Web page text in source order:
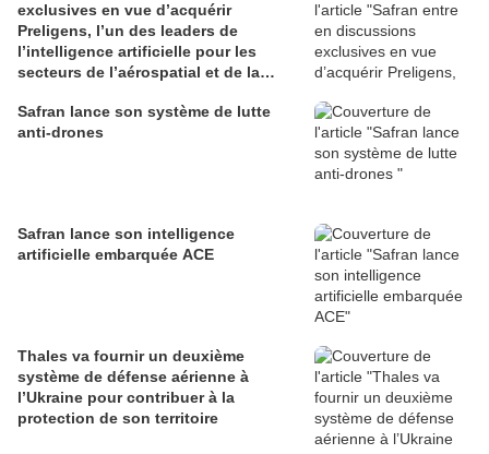
exclusives en vue d’acquérir
Preligens, l’un des leaders de
l’intelligence artificielle pour les
secteurs de l’aérospatial et de la
Safran lance son système de lutte
anti-drones
Safran lance son intelligence
artificielle embarquée ACE
Thales va fournir un deuxième
système de défense aérienne à
l’Ukraine pour contribuer à la
protection de son territoire